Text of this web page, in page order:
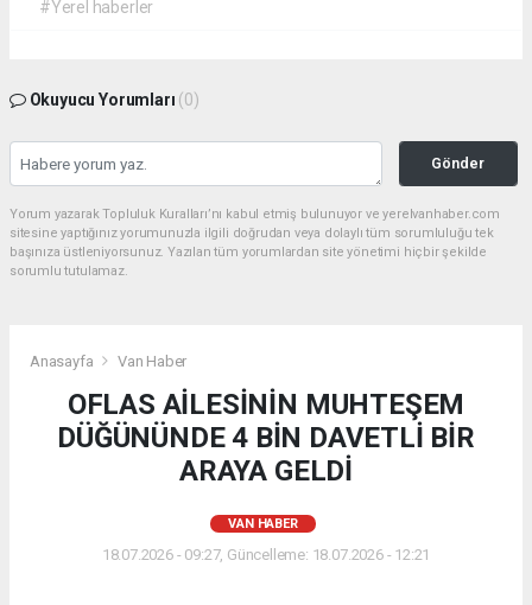
#Yerel haberler
Okuyucu Yorumları (0)
Gönder
Yorum yazarak Topluluk Kuralları’nı kabul etmiş bulunuyor ve yerelvanhaber.com
sitesine yaptığınız yorumunuzla ilgili doğrudan veya dolaylı tüm sorumluluğu tek
başınıza üstleniyorsunuz. Yazılan tüm yorumlardan site yönetimi hiçbir şekilde
sorumlu tutulamaz.
Anasayfa Van Haber
OFLAS AİLESİNİN MUHTEŞEM
DÜĞÜNÜNDE 4 BİN DAVETLİ BİR
ARAYA GELDİ
VAN HABER
18.07.2026 - 09:27, Güncelleme: 18.07.2026 - 12:21